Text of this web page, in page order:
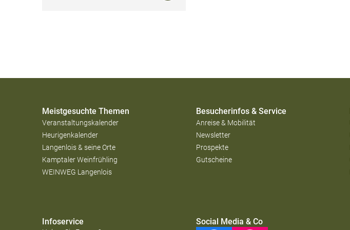
Meistgesuchte Themen
Veranstaltungskalender
Heurigenkalender
Langenlois & seine Orte
Kamptaler Weinfrühling
WEINWEG Langenlois
Besucherinfos & Service
Anreise & Mobilität
Newsletter
Prospekte
Gutscheine
Infoservice Social Media & Co